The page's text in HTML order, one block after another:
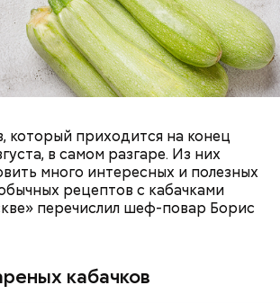
который приходится на конец
в самом разгаре. Из них
много интересных и полезных
рецептов с кабачками
перечислил шеф-повар Борис
кабачков